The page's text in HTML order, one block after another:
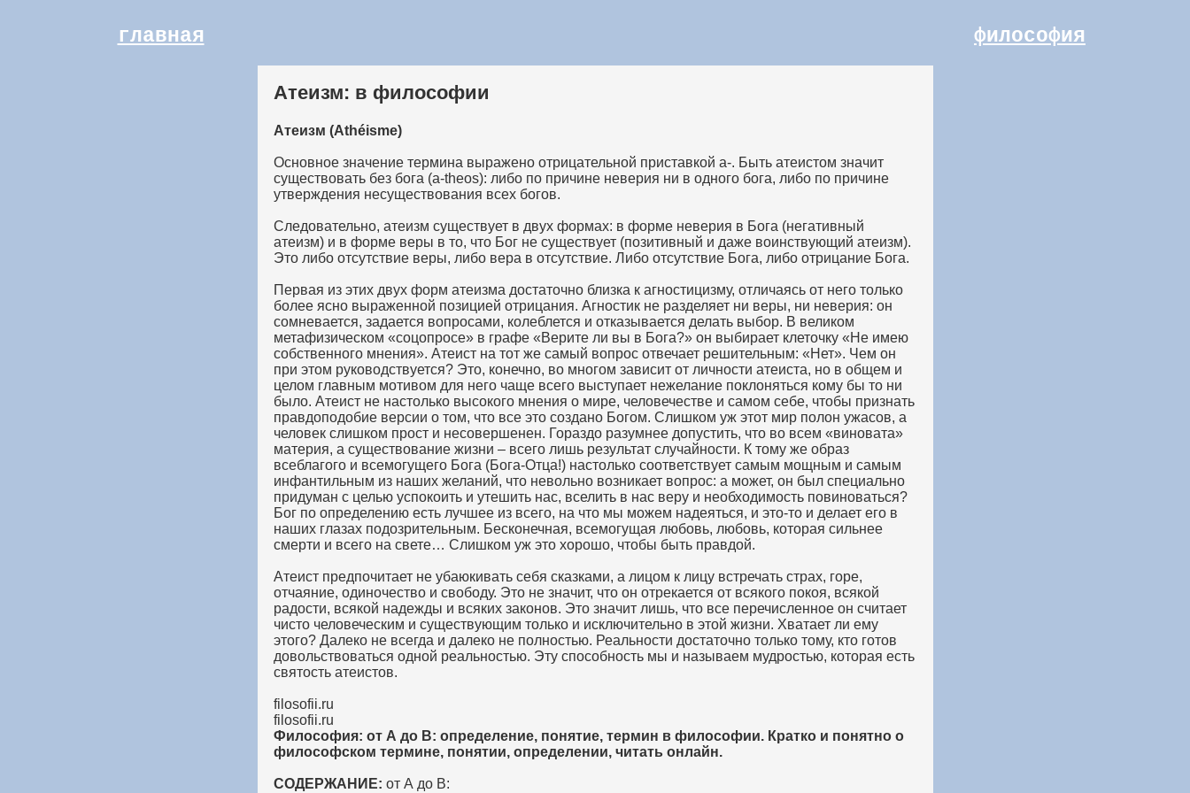
главная философия
Атеизм: в философии
Атеизм (Athéisme)
Основное значение термина выражено отрицательной приставкой а-. Быть атеистом значит
существовать без бога (a-theos): либо по причине неверия ни в одного бога, либо по причине
утверждения несуществования всех богов.
Следовательно, атеизм существует в двух формах: в форме неверия в Бога (негативный
атеизм) и в форме веры в то, что Бог не существует (позитивный и даже воинствующий атеизм).
Это либо отсутствие веры, либо вера в отсутствие. Либо отсутствие Бога, либо отрицание Бога.
Первая из этих двух форм атеизма достаточно близка к агностицизму, отличаясь от него только
более ясно выраженной позицией отрицания. Агностик не разделяет ни веры, ни неверия: он
сомневается, задается вопросами, колеблется и отказывается делать выбор. В великом
метафизическом «соцопросе» в графе «Верите ли вы в Бога?» он выбирает клеточку «Не имею
собственного мнения». Атеист на тот же самый вопрос отвечает решительным: «Нет». Чем он
при этом руководствуется? Это, конечно, во многом зависит от личности атеиста, но в общем и
целом главным мотивом для него чаще всего выступает нежелание поклоняться кому бы то ни
было. Атеист не настолько высокого мнения о мире, человечестве и самом себе, чтобы признать
правдоподобие версии о том, что все это создано Богом. Слишком уж этот мир полон ужасов, а
человек слишком прост и несовершенен. Гораздо разумнее допустить, что во всем «виновата»
материя, а существование жизни – всего лишь результат случайности. К тому же образ
всеблагого и всемогущего Бога (Бога-Отца!) настолько соответствует самым мощным и самым
инфантильным из наших желаний, что невольно возникает вопрос: а может, он был специально
придуман с целью успокоить и утешить нас, вселить в нас веру и необходимость повиноваться?
Бог по определению есть лучшее из всего, на что мы можем надеяться, и это-то и делает его в
наших глазах подозрительным. Бесконечная, всемогущая любовь, любовь, которая сильнее
смерти и всего на свете… Слишком уж это хорошо, чтобы быть правдой.
Атеист предпочитает не убаюкивать себя сказками, а лицом к лицу встречать страх, горе,
отчаяние, одиночество и свободу. Это не значит, что он отрекается от всякого покоя, всякой
радости, всякой надежды и всяких законов. Это значит лишь, что все перечисленное он считает
чисто человеческим и существующим только и исключительно в этой жизни. Хватает ли ему
этого? Далеко не всегда и далеко не полностью. Реальности достаточно только тому, кто готов
довольствоваться одной реальностью. Эту способность мы и называем мудростью, которая есть
святость атеистов.
filosofii.ru
filosofii.ru
Философия: от А до В: определение, понятие, термин в философии. Кратко и понятно о
философском термине, понятии, определении, читать онлайн.
СОДЕРЖАНИЕ: от А до В: